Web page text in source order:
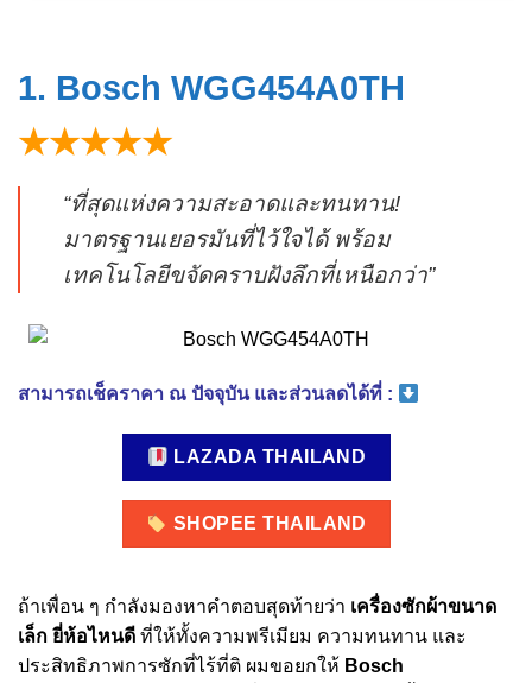
1. Bosch WGG454A0TH
★★★★★
“ที่สุดแห่งความสะอาดและทนทาน!
มาตรฐานเยอรมันที่ไว้ใจได้ พร้อม
เทคโนโลยีขจัดคราบฝังลึกที่เหนือกว่า”
สามารถเช็คราคา ณ ปัจจุบัน และส่วนลดได้ที่ :
LAZADA THAILAND
SHOPEE THAILAND
ถ้าเพื่อน ๆ กำลังมองหาคำตอบสุดท้ายว่า เครื่องซักผ้าขนาด
เล็ก ยี่ห้อไหนดี ที่ให้ทั้งความพรีเมียม ความทนทาน และ
ประสิทธิภาพการซักที่ไร้ที่ติ ผมขอยกให้ Bosch